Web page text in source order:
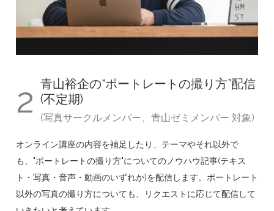
2 青山裕企の“ポートレートの撮り方”配信
(不定期)
(写真サークルメンバー、青山ゼミメンバー 対象)
オンライン講座の内容を補足したり、テーマやそれ以外で
も、"ポートレートの撮り方"についてのノウハウ記事(テキス
ト・写真・音声・動画のいずれか)を配信します。ポートレート
以外の写真の撮り方についても、リクエストに応じて配信して